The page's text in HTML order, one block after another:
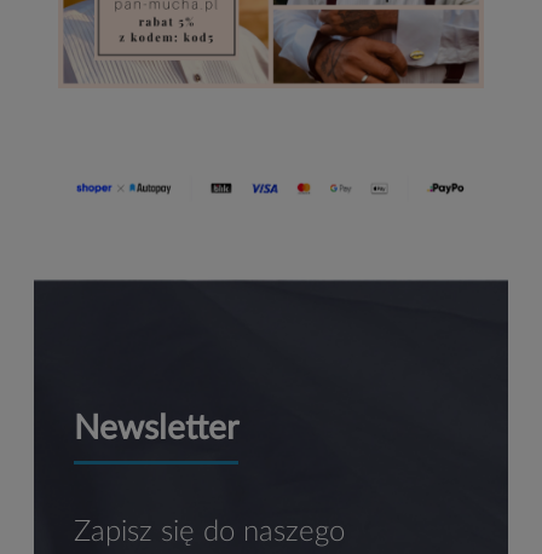
Newsletter
Zapisz się do naszego